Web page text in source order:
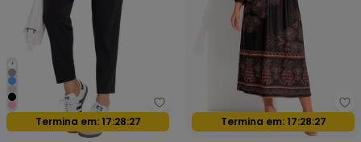
+
Quintess - Calça Preta Soltinha
Oferta relâmpago
Termina em: 17:28:24 Oferta relâmpago
Termina em: 17:28:24